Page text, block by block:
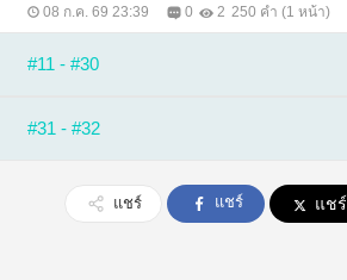
08 ก.ค. 69 23:39 0 2 250 คำ (1 หน้า)
#11 - #30
#31 - #32
แชร์ แชร์ แชร์